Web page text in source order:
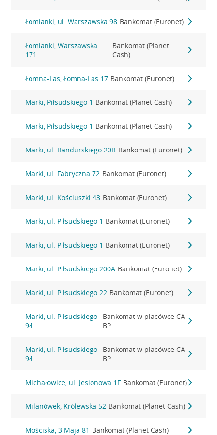
Łomianki, ul. Warszawska 98 Bankomat (Euronet)
Łomianki, Warszawska
171
Bankomat (Planet
Cash)
Łomna-Las, Łomna-Las 17 Bankomat (Euronet)
Marki, Piłsudskiego 1 Bankomat (Planet Cash)
Marki, Piłsudskiego 1 Bankomat (Planet Cash)
Marki, ul. Bandurskiego 20B Bankomat (Euronet)
Marki, ul. Fabryczna 72 Bankomat (Euronet)
Marki, ul. Kościuszki 43 Bankomat (Euronet)
Marki, ul. Piłsudskiego 1 Bankomat (Euronet)
Marki, ul. Piłsudskiego 1 Bankomat (Euronet)
Marki, ul. Piłsudskiego 200A Bankomat (Euronet)
Marki, ul. Piłsudskiego 22 Bankomat (Euronet)
Marki, ul. Piłsudskiego
94
Bankomat w placówce CA
BP
Marki, ul. Piłsudskiego
94
Bankomat w placówce CA
BP
Michałowice, ul. Jesionowa 1F Bankomat (Euronet)
Milanówek, Królewska 52 Bankomat (Planet Cash)
Mościska, 3 Maja 81 Bankomat (Planet Cash)